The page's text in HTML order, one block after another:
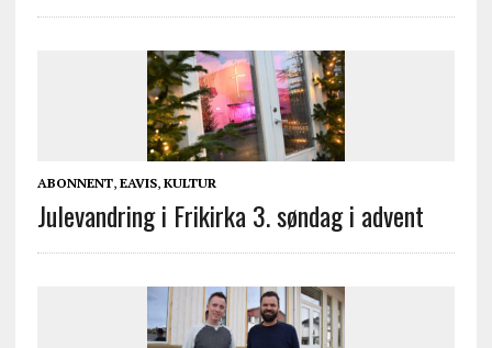
ABONNENT, EAVIS, KULTUR
Julevandring i Frikirka 3. søndag i advent